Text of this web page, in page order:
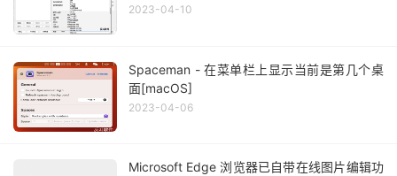
2023-04-10
Spaceman - 在菜单栏上显示当前是第几个桌
面[macOS]
2023-04-06
Microsoft Edge 浏览器已自带在线图片编辑功